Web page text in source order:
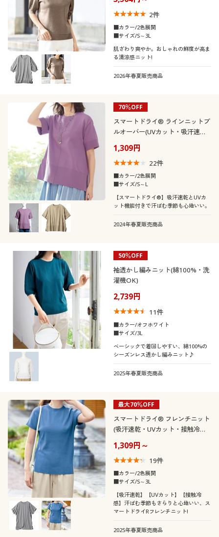
2件
■カラー/2色展開
■サイズ/S～3L
肌ざわり爽やか。おしゃれの鮮度が高ま
る清涼感ニット!
2026年春夏販売商品
70％OFF
スマートドライ® ラインニットプ
ルオーバー(UVカット・吸汗速
1,309円
22件
■カラー/2色展開
■サイズ/S～L
【スマートドライ®】吸汗速乾とUVカ
ット機能付きで汗ばむ季節も心地いい。
2024年春夏販売商品
50％OFF
袖透かし編みニット(綿100%・洗
濯機OK)
2,739円
11件
■カラー/オフホワイト
■サイズ/3L
ベーシックで着回しやすい、綿100%の
シーズンレス透かし編みニット♪
2025年春夏販売商品
最大70％OFF
スマートドライ® フレンチニット
(吸汗速乾・UVカット・接触冷
1,309円～
19件
■カラー/2色展開
■サイズ/S～3L
【吸汗速乾】【UVカット】【接触冷
感】汗ばむ季節もさらりと心地いい、ス
マートドライRフレンチニット!
2025年春夏販売商品